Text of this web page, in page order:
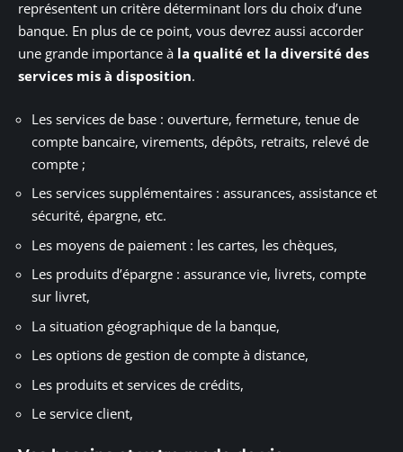
représentent un critère déterminant lors du choix d’une
banque. En plus de ce point, vous devrez aussi accorder
une grande importance à la qualité et la diversité des
services mis à disposition.
Les services de base : ouverture, fermeture, tenue de
compte bancaire, virements, dépôts, retraits, relevé de
compte ;
Les services supplémentaires : assurances, assistance et
sécurité, épargne, etc.
Les moyens de paiement : les cartes, les chèques,
Les produits d’épargne : assurance vie, livrets, compte
sur livret,
La situation géographique de la banque,
Les options de gestion de compte à distance,
Les produits et services de crédits,
Le service client,